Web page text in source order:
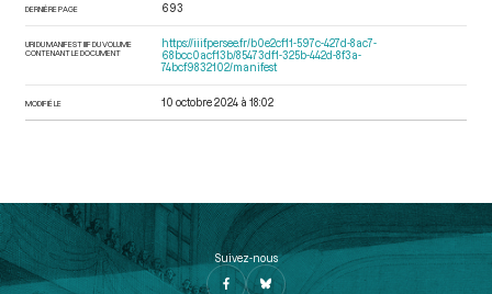
DERNIÈRE PAGE 693
URI DU MANIFEST IIIF DU VOLUME
CONTENANT LE DOCUMENT
https://iiif.persee.fr/b0e2cf11-597c-427d-8ac7-
68bcc0acf13b/85473df1-325b-442d-8f3a-
74bcf9832102/manifest
MODIFIÉ LE 10 octobre 2024 à 18:02
Suivez-nous